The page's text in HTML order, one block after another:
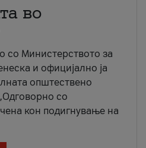
во
со Министерството за
и официјално ја
општествено
со
кон подигнување на